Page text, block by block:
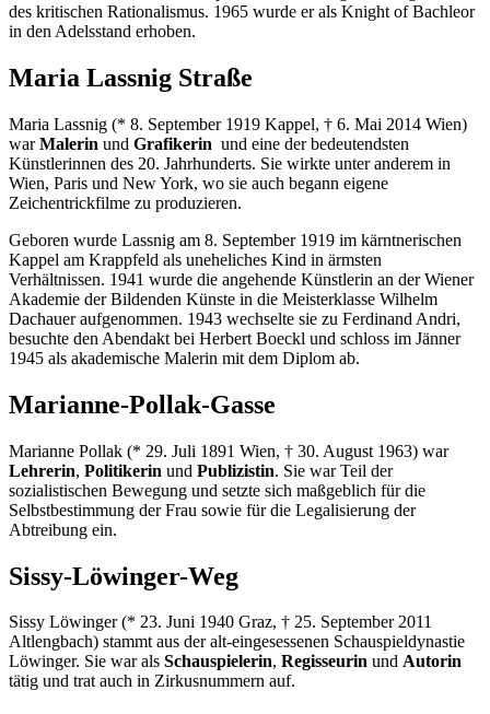
des kritischen Rationalismus. 1965 wurde er als Knight of Bachleor
in den Adelsstand erhoben.
Maria Lassnig Straße
Maria Lassnig (* 8. September 1919 Kappel, † 6. Mai 2014 Wien)
warMalerin und Grafikerin und eine der bedeutendsten
Künstlerinnen des 20. Jahrhunderts. Sie wirkte unter anderem in
Wien, Paris und New York, wo sie auch begann eigene
Zeichentrickfilme zu produzieren.
Geboren wurde Lassnig am 8. September 1919 im kärntnerischen
Kappel am Krappfeld als uneheliches Kind in ärmsten
Verhältnissen. 1941 wurde die angehende Künstlerin an der Wiener
Akademie der Bildenden Künste in die Meisterklasse Wilhelm
Dachauer aufgenommen. 1943 wechselte sie zu Ferdinand Andri,
besuchte den Abendakt bei Herbert Boeckl und schloss im Jänner
1945 als akademische Malerin mit dem Diplom ab.
Marianne-Pollak-Gasse
Marianne Pollak (* 29. Juli 1891 Wien, † 30. August 1963) war
Lehrerin, Politikerin und Publizistin. Sie war Teil der
sozialistischen Bewegung und setzte sich maßgeblich für die
Selbstbestimmung der Frau sowie für die Legalisierung der
Abtreibung ein.
Sissy-Löwinger-Weg
Sissy Löwinger (* 23. Juni 1940 Graz, † 25. September 2011
Altlengbach) stammt aus der alt-eingesessenen Schauspieldynastie
Löwinger. Sie war als Schauspielerin, Regisseurin und Autorin
tätig und trat auch in Zirkusnummern auf.